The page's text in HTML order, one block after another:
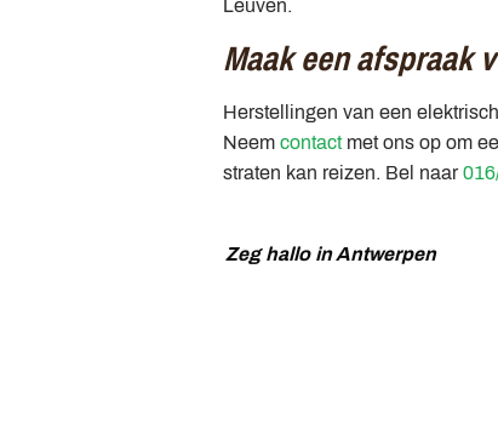
Leuven.
Maak een afspraak
Herstellingen van een
Neem contactmet ons op om
straten kan reizen. Bel naar
Zeg hallo in Antwerpen